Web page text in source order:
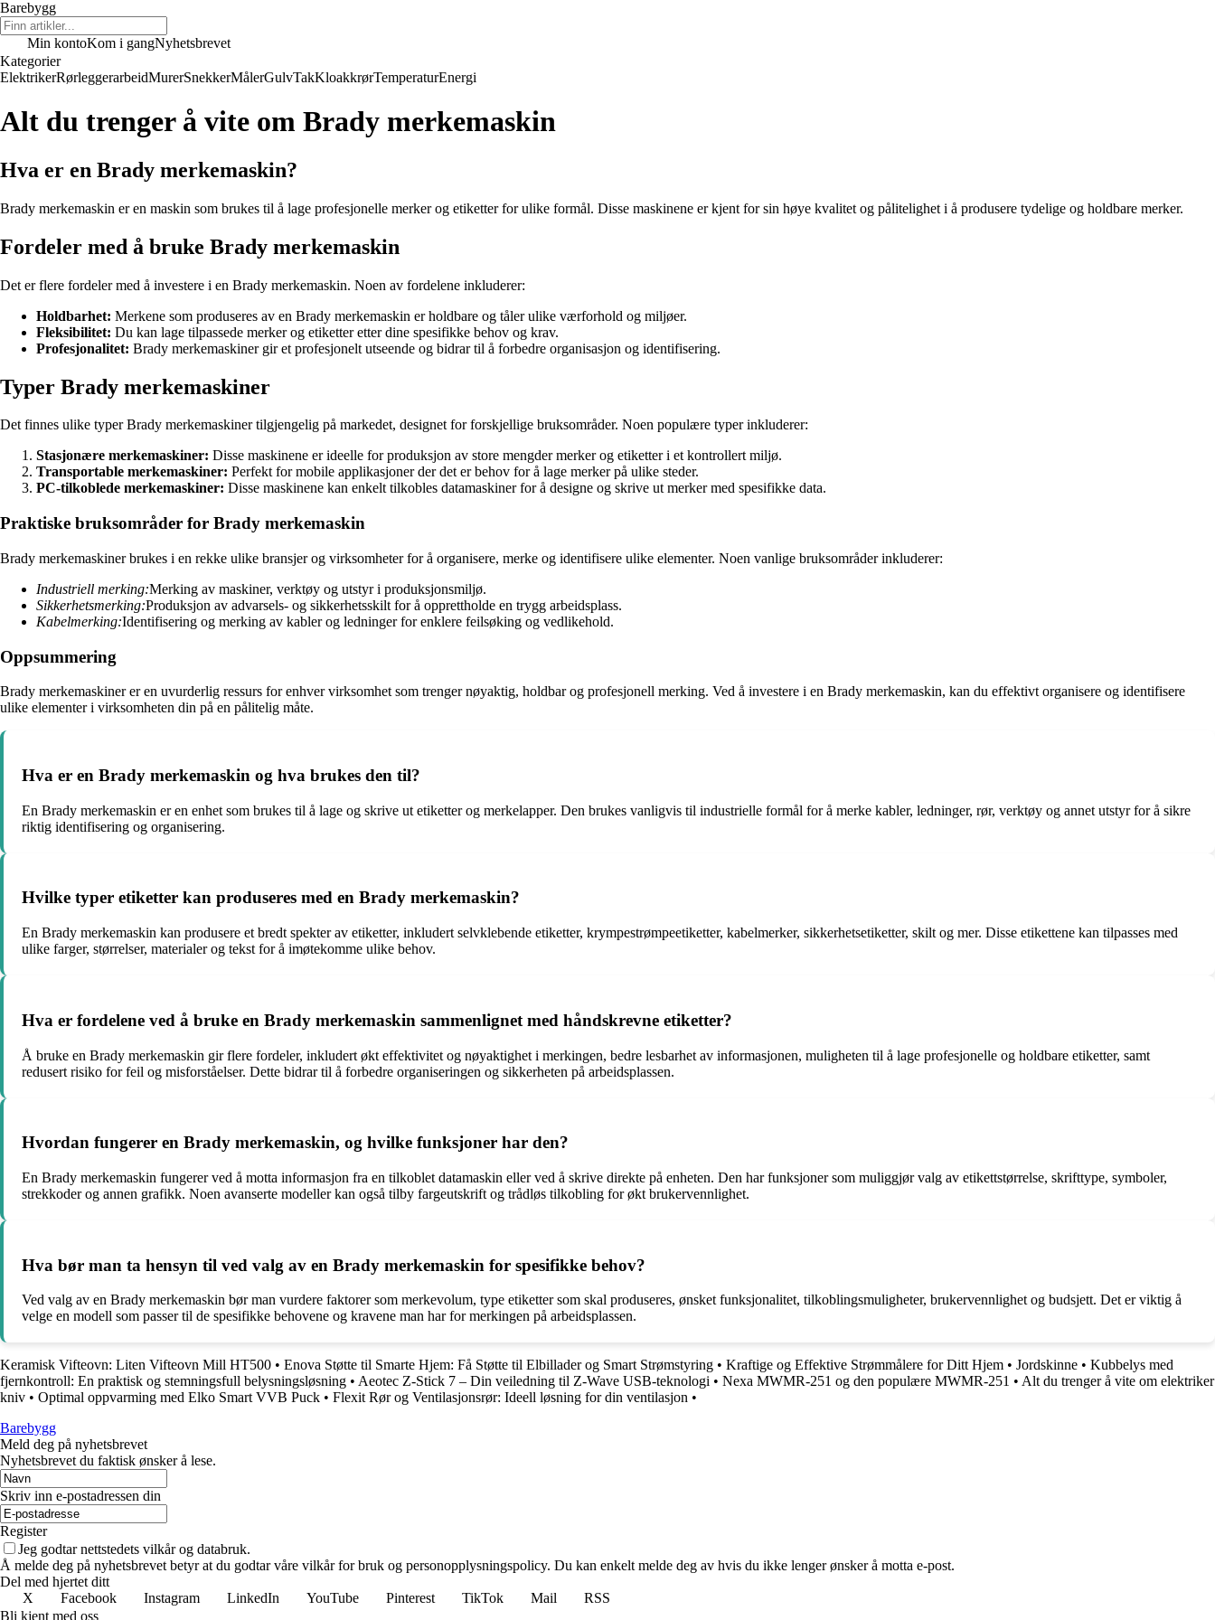
Barebygg
Min kontoKom i gangNyhetsbrevet
Kategorier
ElektrikerRørleggerarbeidMurerSnekkerMålerGulvTakKloakkrørTemperaturEnergi
Alt du trenger å vite om Brady merkemaskin
Hva er en Brady merkemaskin?
Brady merkemaskin er en maskin som brukes til å lage profesjonelle merker og etiketter for ulike formål. Disse maskinene er kjent for sin høye kvalitet og pålitelighet i å produsere tydelige og holdbare merker.
Fordeler med å bruke Brady merkemaskin
Det er flere fordeler med å investere i en Brady merkemaskin. Noen av fordelene inkluderer:
Holdbarhet: Merkene som produseres av en Brady merkemaskin er holdbare og tåler ulike værforhold og miljøer.
Fleksibilitet: Du kan lage tilpassede merker og etiketter etter dine spesifikke behov og krav.
Profesjonalitet: Brady merkemaskiner gir et profesjonelt utseende og bidrar til å forbedre organisasjon og identifisering.
Typer Brady merkemaskiner
Det finnes ulike typer Brady merkemaskiner tilgjengelig på markedet, designet for forskjellige bruksområder. Noen populære typer inkluderer:
Stasjonære merkemaskiner: Disse maskinene er ideelle for produksjon av store mengder merker og etiketter i et kontrollert miljø.
Transportable merkemaskiner: Perfekt for mobile applikasjoner der det er behov for å lage merker på ulike steder.
PC-tilkoblede merkemaskiner: Disse maskinene kan enkelt tilkobles datamaskiner for å designe og skrive ut merker med spesifikke data.
Praktiske bruksområder for Brady merkemaskin
Brady merkemaskiner brukes i en rekke ulike bransjer og virksomheter for å organisere, merke og identifisere ulike elementer. Noen vanlige bruksområder inkluderer:
Industriell merking:Merking av maskiner, verktøy og utstyr i produksjonsmiljø.
Sikkerhetsmerking:Produksjon av advarsels- og sikkerhetsskilt for å opprettholde en trygg arbeidsplass.
Kabelmerking:Identifisering og merking av kabler og ledninger for enklere feilsøking og vedlikehold.
Oppsummering
Brady merkemaskiner er en uvurderlig ressurs for enhver virksomhet som trenger nøyaktig, holdbar og profesjonell merking. Ved å investere i en Brady merkemaskin, kan du effektivt organisere og identifisere
ulike elementer i virksomheten din på en pålitelig måte.
Hva er en Brady merkemaskin og hva brukes den til?
En Brady merkemaskin er en enhet som brukes til å lage og skrive ut etiketter og merkelapper. Den brukes vanligvis til industrielle formål for å merke kabler, ledninger, rør, verktøy og annet utstyr for å sikre
riktig identifisering og organisering.
Hvilke typer etiketter kan produseres med en Brady merkemaskin?
En Brady merkemaskin kan produsere et bredt spekter av etiketter, inkludert selvklebende etiketter, krympestrømpeetiketter, kabelmerker, sikkerhetsetiketter, skilt og mer. Disse etikettene kan tilpasses med
ulike farger, størrelser, materialer og tekst for å imøtekomme ulike behov.
Hva er fordelene ved å bruke en Brady merkemaskin sammenlignet med håndskrevne etiketter?
Å bruke en Brady merkemaskin gir flere fordeler, inkludert økt effektivitet og nøyaktighet i merkingen, bedre lesbarhet av informasjonen, muligheten til å lage profesjonelle og holdbare etiketter, samt
redusert risiko for feil og misforståelser. Dette bidrar til å forbedre organiseringen og sikkerheten på arbeidsplassen.
Hvordan fungerer en Brady merkemaskin, og hvilke funksjoner har den?
En Brady merkemaskin fungerer ved å motta informasjon fra en tilkoblet datamaskin eller ved å skrive direkte på enheten. Den har funksjoner som muliggjør valg av etikettstørrelse, skrifttype, symboler,
strekkoder og annen grafikk. Noen avanserte modeller kan også tilby fargeutskrift og trådløs tilkobling for økt brukervennlighet.
Hva bør man ta hensyn til ved valg av en Brady merkemaskin for spesifikke behov?
Ved valg av en Brady merkemaskin bør man vurdere faktorer som merkevolum, type etiketter som skal produseres, ønsket funksjonalitet, tilkoblingsmuligheter, brukervennlighet og budsjett. Det er viktig å
velge en modell som passer til de spesifikke behovene og kravene man har for merkingen på arbeidsplassen.
Keramisk Vifteovn: Liten Vifteovn Mill HT500 • Enova Støtte til Smarte Hjem: Få Støtte til Elbillader og Smart Strømstyring • Kraftige og Effektive Strømmålere for Ditt Hjem • Jordskinne • Kubbelys med
fjernkontroll: En praktisk og stemningsfull belysningsløsning • Aeotec Z-Stick 7 – Din veiledning til Z-Wave USB-teknologi • Nexa MWMR-251 og den populære MWMR-251 • Alt du trenger å vite om elektriker
kniv • Optimal oppvarming med Elko Smart VVB Puck • Flexit Rør og Ventilasjonsrør: Ideell løsning for din ventilasjon •
Barebygg
Meld deg på nyhetsbrevet
Nyhetsbrevet du faktisk ønsker å lese.
Skriv inn e-postadressen din
Register
Jeg godtar nettstedets vilkår og databruk.
Å melde deg på nyhetsbrevet betyr at du godtar våre vilkår for bruk og personopplysningspolicy. Du kan enkelt melde deg av hvis du ikke lenger ønsker å motta e-post.
Del med hjertet ditt
X
Facebook Instagram LinkedIn YouTube Pinterest TikTok Mail
RSS
Bli kjent med oss